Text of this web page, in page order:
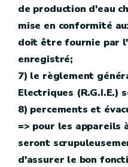
de production d'eau
mise en conformité
doit être fournie par
enregistré;
7) le règlement
Electriques (R.G.I.E.)
8) percements et
=> pour les appareils
seront
d'assurer le bon